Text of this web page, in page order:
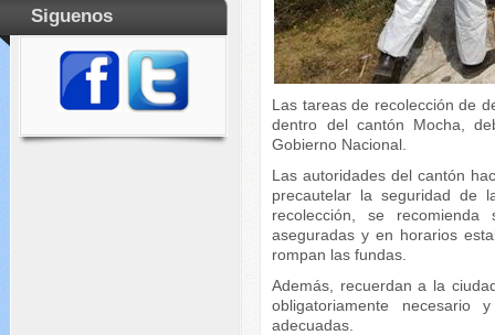
Siguenos
Las tareas de recolección de
dentro del cantón Mocha,
Gobierno Nacional.
Las autoridades del cantón
precautelar la seguridad de
recolección, se
aseguradas y en horarios
rompan las fundas.
Además, recuerdan a la
obligatoriamente
adecuadas.